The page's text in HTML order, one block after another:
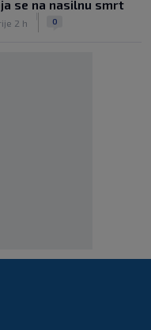
se na nasilnu smrt
2 h 0